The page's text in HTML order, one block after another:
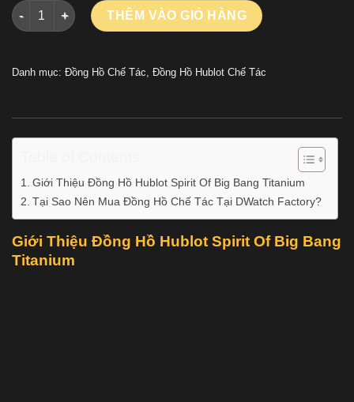
Đồng Hồ Hublot Spirit Of Big Bang Titanium Màu Đen Replica
THÊM VÀO GIỎ HÀNG
Danh mục: Đồng Hồ Chế Tác Đồng Hồ Hublot Chế Tác
Giới Thiệu Đồng Hồ Hublot Spirit Of Big Bang Titanium
Tại Sao Nên Mua Đồng Hồ Chế Tác Tại DWatch Factory?
Giới Thiệu Đồng Hồ Hublot Spirit Of Big Bang
Titanium